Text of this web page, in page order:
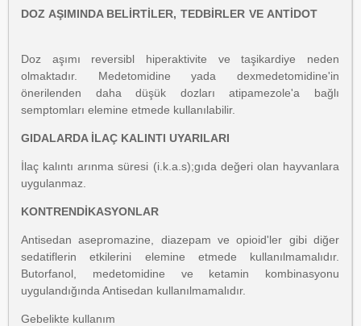
DOZ AŞIMINDA BELİRTİLER, TEDBİRLER VE ANTİDOT
Doz aşımı reversibl hiperaktivite ve taşikardiye neden
olmaktadır. Medetomidine yada dexmedetomidine'in
önerilenden daha düşük dozları atipamezole'a bağlı
semptomları elemine etmede kullanılabilir.
GIDALARDA İLAÇ KALINTI UYARILARI
İlaç kalıntı arınma süresi (i.k.a.s);gıda değeri olan hayvanlara
uygulanmaz.
KONTRENDİKASYONLAR
Antisedan asepromazine, diazepam ve opioid'ler gibi diğer
sedatiflerin etkilerini elemine etmede kullanılmamalıdır.
Butorfanol, medetomidine ve ketamin kombinasyonu
uygulandığında Antisedan kullanılmamalıdır.
Gebelikte kullanım